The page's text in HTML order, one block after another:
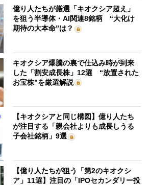
億り人たちが厳選「キオクシア超え」
を狙う半導体・AI関連8銘柄 “大化け
期待の大本命”は？
キオクシア爆騰の裏で仕込み時が到来
した「割安成長株」12選 “放置された
お宝株”を厳選解説
【キオクシアと同じ構図】億り人たち
が注目する「親会社よりも成長しうる
子会社銘柄」9選
【億り人たちが狙う「第2のキオクシ
ア」11選】注目の「IPOセカンダリー投